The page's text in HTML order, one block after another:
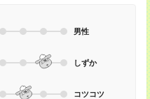
男性
しずか
コツコツ